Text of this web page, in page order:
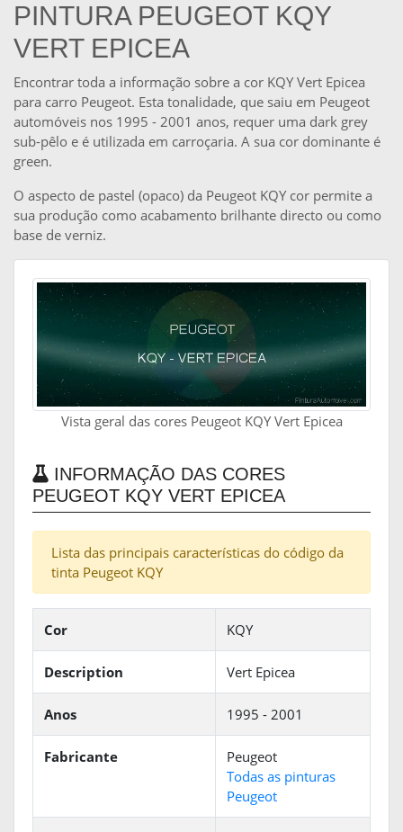
PINTURA PEUGEOT KQY
VERT EPICEA
Encontrar toda a informação sobre a cor KQY Vert Epicea
para carro Peugeot. Esta tonalidade, que saiu em Peugeot
automóveis nos 1995 - 2001 anos, requer uma dark grey
sub-pêlo e é utilizada em carroçaria. A sua cor dominante é
green.
O aspecto de pastel (opaco) da Peugeot KQY cor permite a
sua produção como acabamento brilhante directo ou como
base de verniz.
Vista geral das cores Peugeot KQY Vert Epicea
INFORMAÇÃO DAS CORES
PEUGEOT KQY VERT EPICEA
Lista das principais características do código da
tinta Peugeot KQY
Cor KQY
Description Vert Epicea
Anos 1995 - 2001
Fabricante
Peugeot
Todas as pinturas
Peugeot